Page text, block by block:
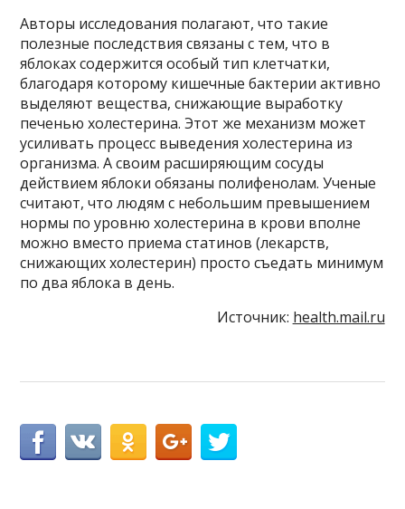
Авторы исследования полагают, что такие
полезные последствия связаны с тем, что в
яблоках содержится особый тип клетчатки,
благодаря которому кишечные бактерии активно
выделяют вещества, снижающие выработку
печенью холестерина. Этот же механизм может
усиливать процесс выведения холестерина из
организма. А своим расширяющим сосуды
действием яблоки обязаны полифенолам. Ученые
считают, что людям с небольшим превышением
нормы по уровню холестерина в крови вполне
можно вместо приема статинов (лекарств,
снижающих холестерин) просто съедать минимум
по два яблока в день.
Источник: health.mail.ru